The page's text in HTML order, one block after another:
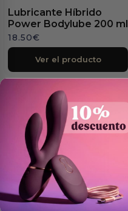
Lubricante Híbrido
Power Bodylube 200 ml
18.50€
Ver el producto